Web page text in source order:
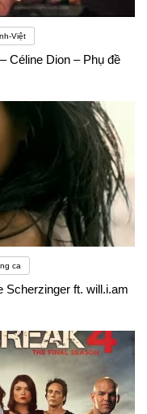
Việt
Céline Dion – Phụ đề
ca
Scherzinger ft. will.i.am